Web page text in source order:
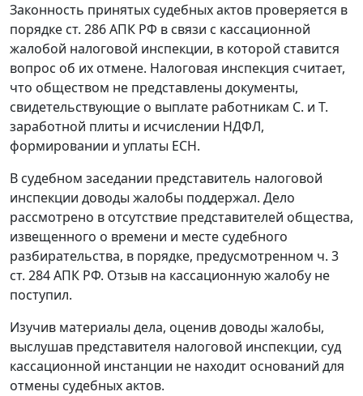
Законность принятых судебных актов проверяется в
порядке ст. 286АПК РФ в связи с кассационной
жалобой налоговой инспекции, в которой ставится
вопрос об их отмене. Налоговая инспекция считает,
что обществом не представлены документы,
свидетельствующие о выплате работникам С. и Т.
заработной плиты и исчислении НДФЛ,
формировании и уплаты ЕСН.
В судебном заседании представитель налоговой
инспекции доводы жалобы поддержал. Дело
рассмотрено в отсутствие представителей общества,
извещенного о времени и месте судебного
разбирательства, в порядке, предусмотренном ч. 3
ст. 284АПК РФ. Отзыв на кассационную жалобу не
поступил.
Изучив материалы дела, оценив доводы жалобы,
выслушав представителя налоговой инспекции, суд
кассационной инстанции не находит оснований для
отмены судебных актов.